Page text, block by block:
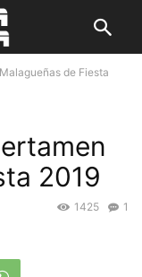
de Fiesta
2019
1
1425